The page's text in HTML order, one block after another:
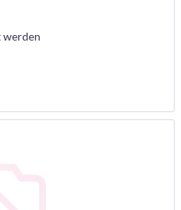
werden